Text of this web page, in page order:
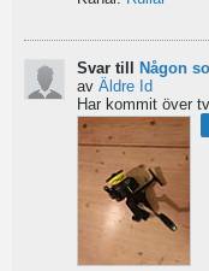
Svar till Någon som
av Äldre Id